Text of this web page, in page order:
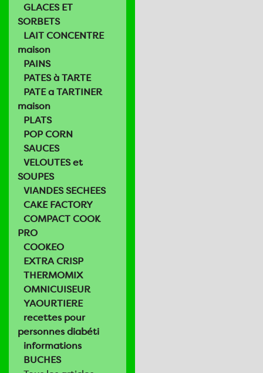
GLACES ET
SORBETS
LAIT CONCENTRE
maison
PAINS
PATES à TARTE
PATE a TARTINER
maison
PLATS
POP CORN
SAUCES
VELOUTES et
SOUPES
VIANDES SECHEES
CAKE FACTORY
COMPACT COOK
PRO
COOKEO
EXTRA CRISP
THERMOMIX
OMNICUISEUR
YAOURTIERE
recettes pour
personnes diabéti
informations
BUCHES